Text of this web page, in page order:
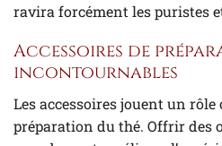
ravira forcément les puristes
Accessoires de
incontournables
Les accessoires jouent un
préparation du thé. Offrir des